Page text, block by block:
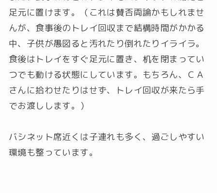
足元に置けます。（これは賛否両論かもしれませ
んが、食事後のトレイ回収まで結構時間がかかる
中、子供が愚図ると汚れたり倒れたりイライラ。
食後はトレイをすぐ足元に置き、机を閉まってい
つでも動ける状態にしています。もちろん、ＣＡ
さんに拾わせたりはせず、トレイ回収が来たら手
でお渡しします。）
バシネット席近くは子連れも多く、過ごしやすい
環境も整っています。